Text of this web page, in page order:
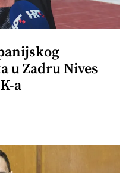
u Zadru Nives
a